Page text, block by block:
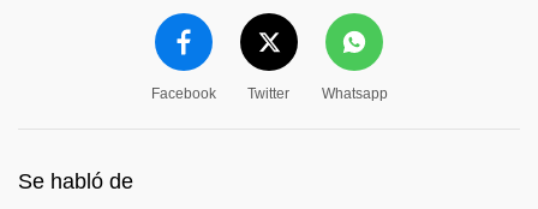
Facebook Twitter Whatsapp
Se habló de